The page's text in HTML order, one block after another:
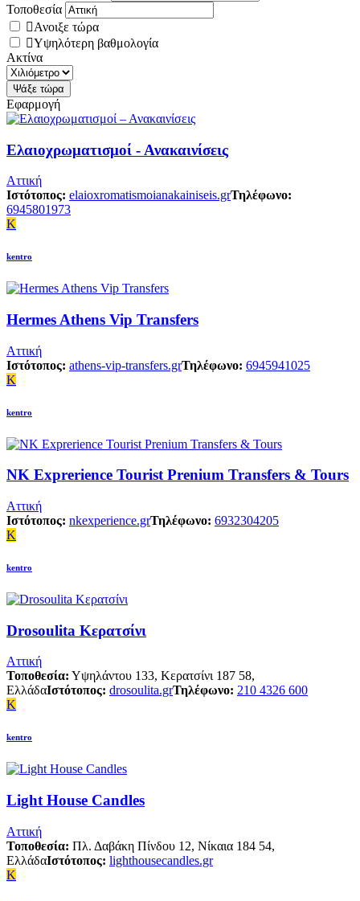
Τοποθεσία
Ανοιξε τώρα
Υψηλότερη βαθμολογία
Ακτίνα
Εφαρμογή
Ελαιοχρωματισμοί - Ανακαινίσεις
Αττική
Ιστότοπος: elaioxromatismoianakainiseis.grΤηλέφωνο:
6945801973
K
kentro
Hermes Athens Vip Transfers
Αττική
Ιστότοπος: athens-vip-transfers.grΤηλέφωνο: 6945941025
K
kentro
NK Exprerience Tourist Prenium Transfers & Tours
Αττική
Ιστότοπος: nkexperience.grΤηλέφωνο: 6932304205
K
kentro
Drosoulita Κερατσίνι
Αττική
Τοποθεσία: Υψηλάντου 133, Κερατσίνι 187 58,
ΕλλάδαΙστότοπος: drosoulita.grΤηλέφωνο: 210 4326 600
K
kentro
Light House Candles
Αττική
Τοποθεσία: Πλ. Δαβάκη Πίνδου 12, Νίκαια 184 54,
ΕλλάδαΙστότοπος: lighthousecandles.gr
K